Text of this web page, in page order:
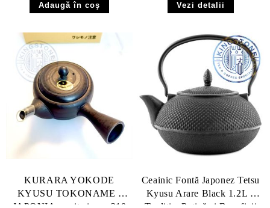
Vezi detalii
KURARA YOKODE
KYUSU TOKONAME -
Ceainic Fontă Japonez Tetsu
Kyusu Arare Black 1.2L –